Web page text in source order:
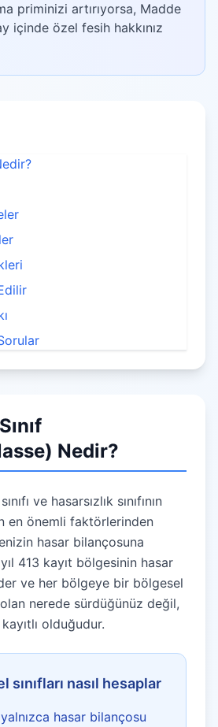
priminizi artırıyorsa, Madde
içinde özel fesih hakkınız
Nedir?
ve hasarsızlık sınıfının
en önemli faktörlerinden
hasar bilançosuna
413 kayıt bölgesinin hasar
ve her bölgeye bir bölgesel
olan nerede sürdüğünüz değil,
olduğudur.
sınıfları nasıl hesaplar
hasar bilançosu